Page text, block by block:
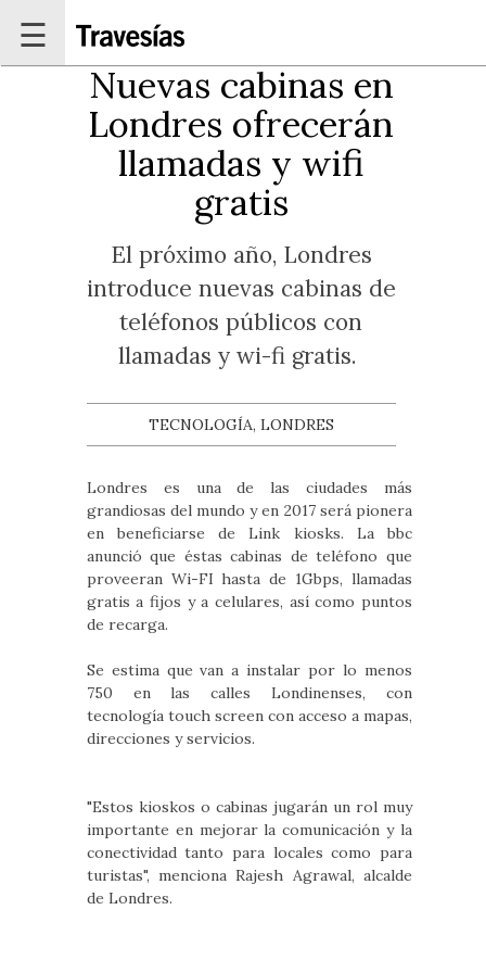
☰
Nuevas cabinas en
Londres ofrecerán
llamadas y wifi
gratis
El próximo año, Londres
introduce nuevas cabinas de
teléfonos públicos con
llamadas y wi-fi gratis.
TECNOLOGÍA, LONDRES
Londres es una de las ciudades más
grandiosas del mundo y en 2017 será pionera
en beneficiarse de Link kiosks. La bbc
anunció que éstas cabinas de teléfono que
proveeran Wi-FI hasta de 1Gbps, llamadas
gratis a fijos y a celulares, así como puntos
de recarga.
Se estima que van a instalar por lo menos
750 en las calles Londinenses, con
tecnología touch screen con acceso a mapas,
direcciones y servicios.
"Estos kioskos o cabinas jugarán un rol muy
importante en mejorar la comunicación y la
conectividad tanto para locales como para
turistas", menciona Rajesh Agrawal, alcalde
de Londres.